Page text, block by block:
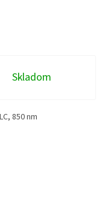
Skladom
850 nm